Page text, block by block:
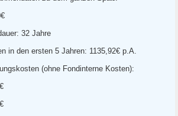
32 Jahre
in den ersten 5 Jahren: 1135,92€ p.A.
(ohne Fondinterne Kosten):